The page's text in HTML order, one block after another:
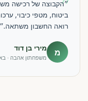
״הקבוצה של רכישה
ביטוח, מטפי כיבוי,
רואה החשבון משתאה.״
מ מירי בן דוד
משפחתון אהבה ·